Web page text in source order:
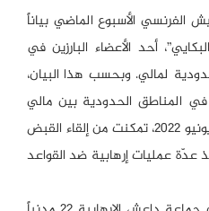
الفرنسي الأسبوع الماضي بياناً
أحد الأعضاء البارزين في
لمالي. وبحسب هذا البيان،
المناطق الحدودية بين مالي
ونيجيريا، وفي 11 و 12 حزيران / يونيو 2022، تمكنت من إلقاء القبض
عمليات إرهابية ضد القواعد